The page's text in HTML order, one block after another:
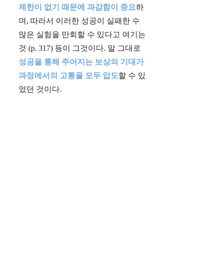
제한이 없기 때문에 과감함이 중요하
며, 따라서 이러한 성공이 실패한 수
많은 실험을 만회할 수 있다고 여기는
것 (p. 317) 등이 그것이다. 말 그대로
성공을 통해 주어지는 보상의 기대가
과정에서의 고통을 모두 압도할 수 있
었던 것이다.